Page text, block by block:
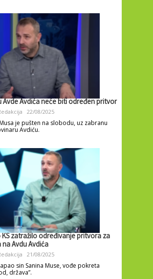
Avde Avdića neće biti određen pritvor
22/08/2025
je pušten na slobodu, uz zabranu
Avdiću.
KS zatražilo određivanje pritvora za
Avdu Avdića
21/08/2025
sin Sanina Muse, vođe pokreta
država”.